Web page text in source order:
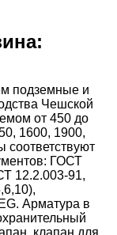
подземные и
Чешской
от 450 до
1600, 1900,
соответствуют
ГОСТ
12.2.003-91,
Арматура в
клапан для